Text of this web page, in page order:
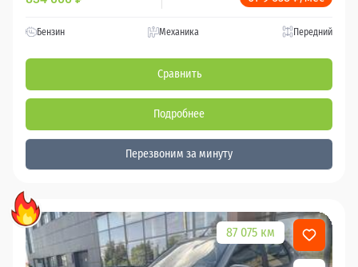
Бензин Механика Передний
Сравнить
Подробнее
Перезвоним за минуту
87 075 км